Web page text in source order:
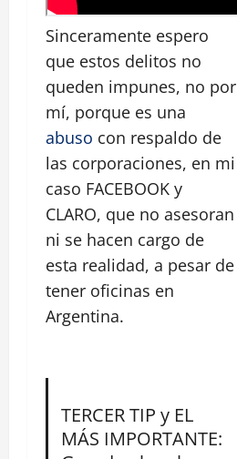
Sinceramente espero
que estos delitos no
queden impunes, no por
mí, porque es una
abuso con respaldo de
las corporaciones, en mi
caso FACEBOOK y
CLARO, que no asesoran
ni se hacen cargo de
esta realidad, a pesar de
tener oficinas en
Argentina.
TERCER TIP y EL
MÁS IMPORTANTE: